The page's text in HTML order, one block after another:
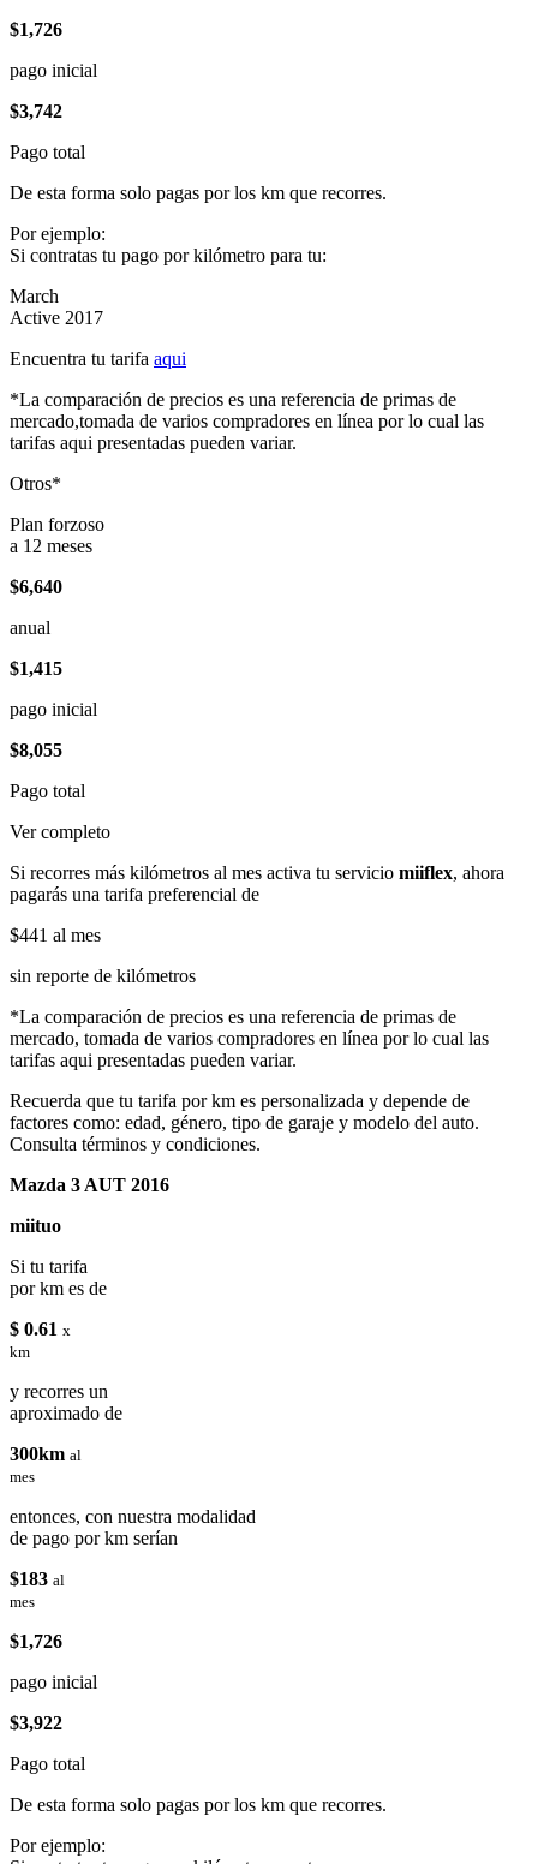
$1,726
pago inicial
$3,742
Pago total
De esta forma solo pagas por los km que recorres.
Por ejemplo:
Si contratas tu pago por kilómetro para tu:
March
Active 2017
Encuentra tu tarifa aqui
*La comparación de precios es una referencia de primas de
mercado,tomada de varios compradores en línea por lo cual las
tarifas aqui presentadas pueden variar.
Otros*
Plan forzoso
a 12 meses
$6,640
anual
$1,415
pago inicial
$8,055
Pago total
Ver completo
Si recorres más kilómetros al mes activa tu servicio miiflex, ahora
pagarás una tarifa preferencial de
$441 al mes
sin reporte de kilómetros
*La comparación de precios es una referencia de primas de
mercado, tomada de varios compradores en línea por lo cual las
tarifas aqui presentadas pueden variar.
Recuerda que tu tarifa por km es personalizada y depende de
factores como: edad, género, tipo de garaje y modelo del auto.
Consulta términos y condiciones.
Mazda 3 AUT 2016
miituo
Si tu tarifa
por km es de
$ 0.61 x
km
y recorres un
aproximado de
300km al
mes
entonces, con nuestra modalidad
de pago por km serían
$183 al
mes
$1,726
pago inicial
$3,922
Pago total
De esta forma solo pagas por los km que recorres.
Por ejemplo: